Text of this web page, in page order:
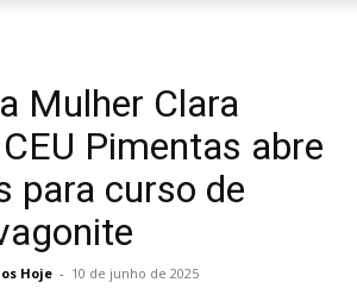
Mulher Clara
Pimentas abre
para curso de
Hoje - 10 de junho de 2025